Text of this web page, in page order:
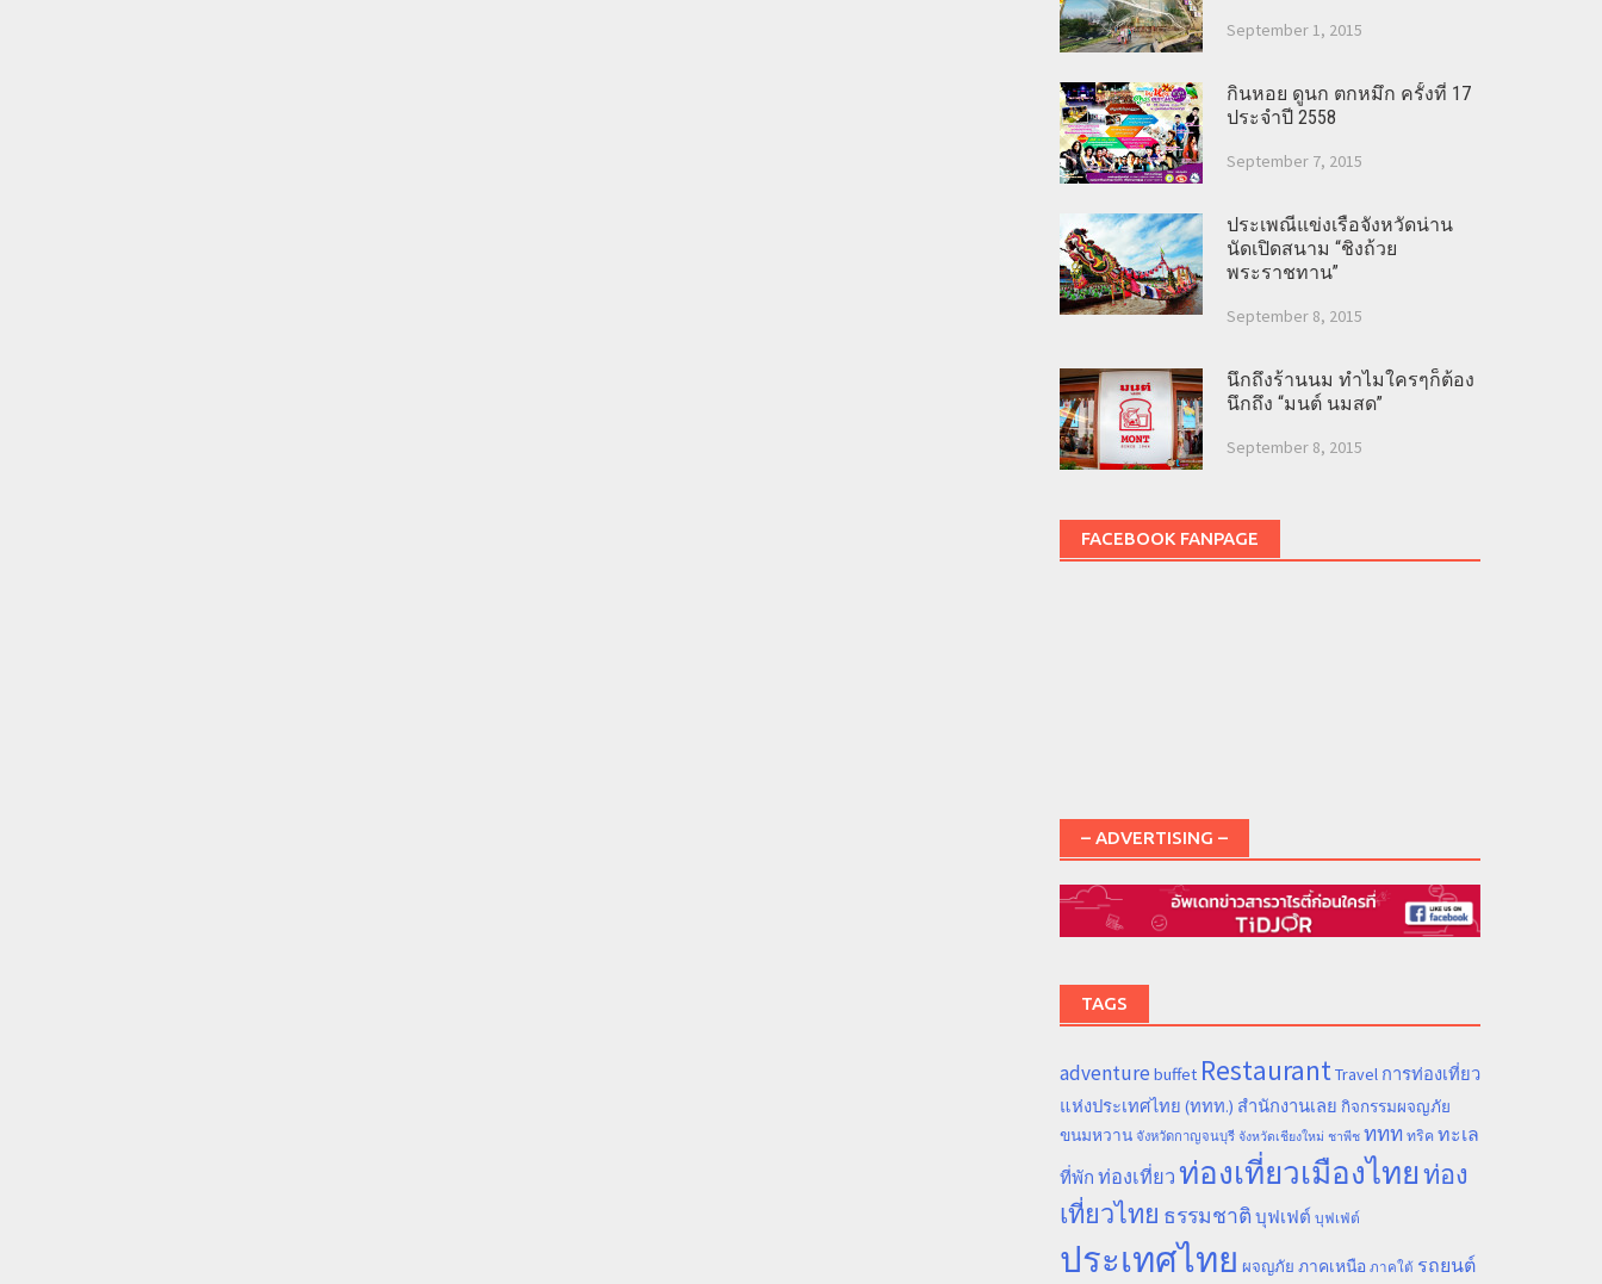
September 1, 2015
กินหอย ดูนก ตกหมึก ครั้งที่ 17
ประจำปี 2558
September 7, 2015
ประเพณีแข่งเรือจังหวัดน่าน
นัดเปิดสนาม “ชิงถ้วย
พระราชทาน”
September 8, 2015
นึกถึงร้านนม ทำไมใครๆก็ต้อง
นึกถึง “มนต์ นมสด”
September 8, 2015
FACEBOOK FANPAGE
– ADVERTISING –
TAGS
adventure buffet RestaurantTravel การท่องเที่ยว
แห่งประเทศไทย (ททท.) สำนักงานเลย กิจกรรมผจญภัย
ขนมหวาน จังหวัดกาญจนบุรี จังหวัดเชียงใหม่ ชาพีช ททท ทริค ทะเล
ที่พัก ท่องเที่ยวท่องเที่ยวเมืองไทยท่อง
เที่ยวไทย ธรรมชาติ บุฟเฟต์ บุฟเฟ่ต์
ประเทศไทย ผจญภัย ภาคเหนือ ภาคใต้ รถยนต์